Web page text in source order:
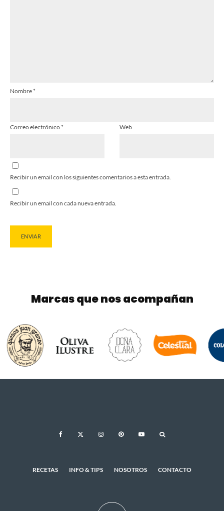
Nombre*
Correo electrónico* Web
Recibir un email con los siguientes comentarios a esta entrada.
Recibir un email con cada nueva entrada.
Marcas que nos acompañan
RECETAS INFO & TIPS NOSOTROS CONTACTO